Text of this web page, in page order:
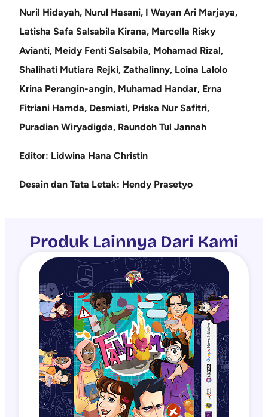
Nuril Hidayah, Nurul Hasani, I Wayan Ari Marjaya,
Latisha Safa Salsabila Kirana, Marcella Risky
Avianti, Meidy Fenti Salsabila, Mohamad Rizal,
Shalihati Mutiara Rejki, Zathalinny, Loina Lalolo
Krina Perangin-angin, Muhamad Handar, Erna
Fitriani Hamda, Desmiati, Priska Nur Safitri,
Puradian Wiryadigda, Raundoh Tul Jannah
Editor: Lidwina Hana Christin
Desain dan Tata Letak: Hendy Prasetyo
Produk Lainnya Dari Kami